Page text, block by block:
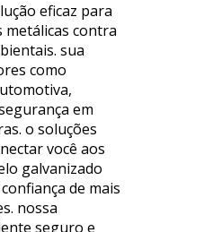
eficaz para
metálicas contra
sua
como
em
o soluções
você aos
galvanizado
de mais
nossa
seguro e